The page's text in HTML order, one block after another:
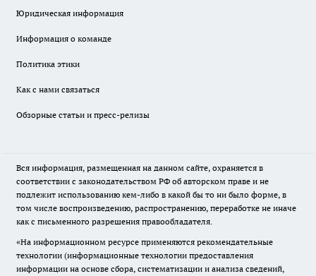
Юридическая информация
Информация о команде
Политика этики
Как с нами связаться
Обзорные статьи и пресс-релизы
Вся информация, размещенная на данном сайте, охраняется в
соответствии с законодательством РФ об авторском праве и не
подлежит использованию кем-либо в какой бы то ни было форме, в
том числе воспроизведению, распространению, переработке не иначе
как с письменного разрешения правообладателя.
«На информационном ресурсе применяются рекомендательные
технологии (информационные технологии предоставления
информации на основе сбора, систематизации и анализа сведений,